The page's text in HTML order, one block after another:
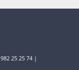
25 25 74 |